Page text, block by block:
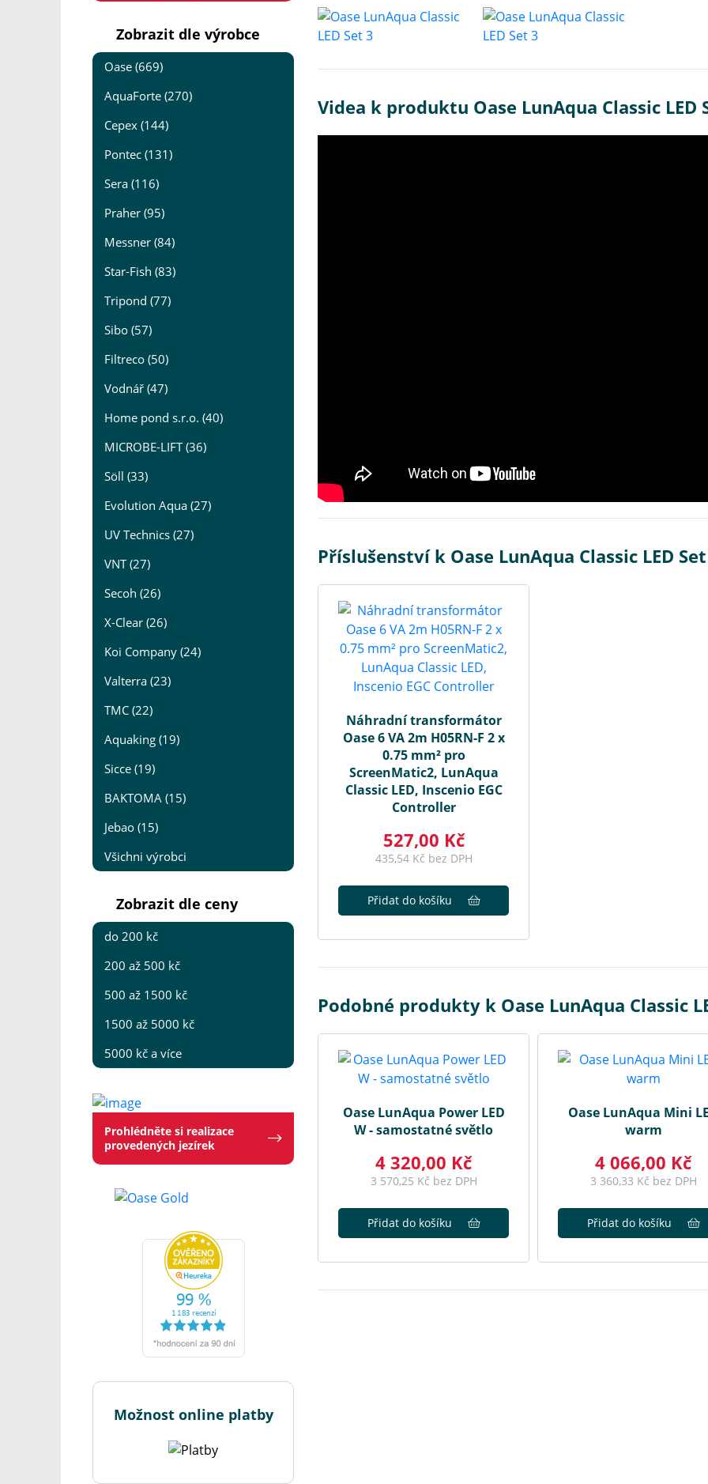
Zobrazit dle výrobce
Oase (669)
AquaForte (270)
Cepex (144)
Pontec (131)
Sera (116)
Praher (95)
Messner (84)
Star-Fish (83)
Tripond (77)
Sibo (57)
Filtreco (50)
Vodnář (47)
Home pond s.r.o. (40)
MICROBE-LIFT (36)
Söll (33)
Evolution Aqua (27)
UV Technics (27)
VNT (27)
Secoh (26)
X-Clear (26)
Koi Company (24)
Valterra (23)
TMC (22)
Aquaking (19)
Sicce (19)
BAKTOMA (15)
Jebao (15)
Všichni výrobci
Zobrazit dle ceny
do 200 kč
200 až 500 kč
500 až 1500 kč
1500 až 5000 kč
5000 kč a více
Prohlédněte si realizace
provedených jezírek
Možnost online platby
Videa k produktu Oase LunAqua Classic LED
Příslušenství k Oase LunAqua Classic LED
Náhradní transformátor
Oase 6 VA 2m H05RN-F 2 x
0.75 mm² pro
ScreenMatic2, LunAqua
Classic LED, Inscenio EGC
Controller
527,00 Kč
435,54 Kč bez DPH
Přidat do košíku
Podobné produkty k Oase LunAqua Classic
Oase LunAqua Power LED
W - samostatné světlo
4 320,00 Kč
3 570,25 Kč bez DPH
Přidat do košíku
Oase LunAqua Mini
warm
4 066,00 Kč
3 360,33 Kč bez DPH
Přidat do košíku